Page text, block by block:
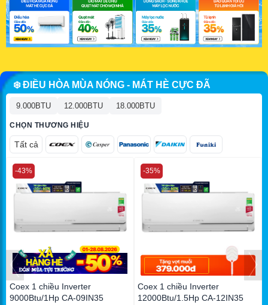
❄️ ĐIỀU HÒA MÙA NÓNG - MÁT HÈ CỰC ĐÃ
9.000BTU 12.000BTU 18.000BTU
CHỌN THƯƠNG HIỆU
Tất cả
Coex 1 chiều Inverter
9000Btu/1Hp CA-09IN35
-43%
Coex 1 chiều Inverter
12000Btu/1.5Hp CA-12IN35
-35%